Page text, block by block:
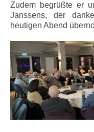
Zudem begrüßte er
Janssens, der
heutigen Abend